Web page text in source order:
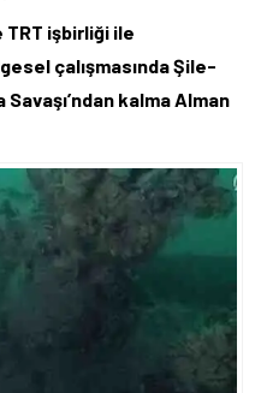
TRT işbirliği ile
çalışmasında Şile-
kalma Alman